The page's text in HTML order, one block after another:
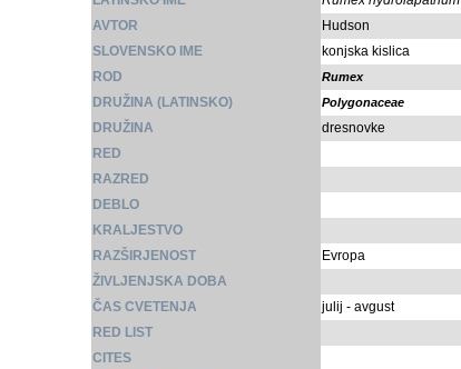
AVTOR
Hudson
SLOVENSKO IME
konjska kislica
ROD
Rumex
DRUŽINA (LATINSKO) Polygonaceae
DRUŽINA
dresnovke
RED
RAZRED
DEBLO
KRALJESTVO
RAZŠIRJENOST
Evropa
ŽIVLJENJSKA DOBA
ČAS CVETENJA
julij - avgust
RED LIST
CITES